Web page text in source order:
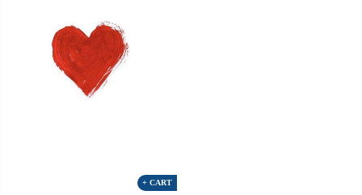
+ CART